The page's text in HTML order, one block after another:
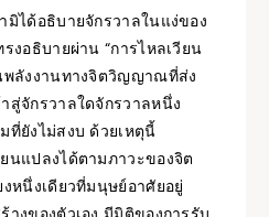
ได้อธิบายจักรวาลในแง่ของ
งอธิบายผ่าน “การไหลเวียน
พลังงานทางจิตวิญญาณที่ส่ง
สู่จักรวาลใดจักรวาลหนึ่ง
ที่ยังไม่สงบ ด้วยเหตุนี้
นแปลงได้ตามภาวะของจิต
หนึ่งเดียวที่มนุษย์อาศัยอยู่